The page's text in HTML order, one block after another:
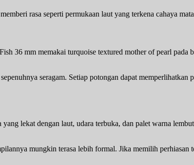
rasa seperti permukaan laut yang terkena cahaya
36 mm memakai turquoise textured mother of pearl
seragam. Setiap potongan dapat
lekat dengan laut, udara terbuka, dan palet warna
mungkin terasa lebih formal. Jika memilih